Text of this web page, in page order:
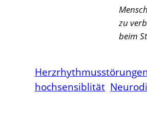
zu
beim
hochsensiblität